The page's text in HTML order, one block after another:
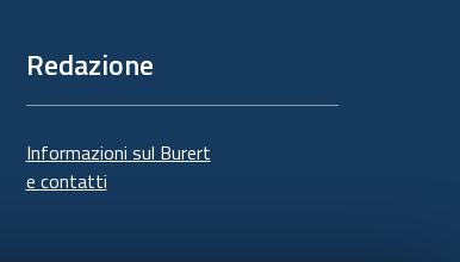
Redazione
Informazioni sul Burert
e contatti